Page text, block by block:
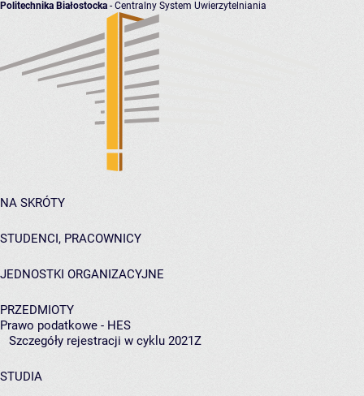
Politechnika Białostocka - Centralny System Uwierzytelniania
NA SKRÓTY
STUDENCI, PRACOWNICY
JEDNOSTKI ORGANIZACYJNE
PRZEDMIOTY
Prawo podatkowe - HES
Szczegóły rejestracji w cyklu 2021Z
STUDIA